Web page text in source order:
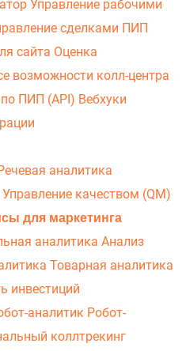
Управление рабочими
сделками ПИП
сайта Оценка
возможности колл-центра
ПИП (API) Вебхуки
аналитика
Управление качеством (QM)
для маркетинга
аналитика Анализ
Товарная аналитика
инвестиций
аналитик Робот-
коллтрекинг